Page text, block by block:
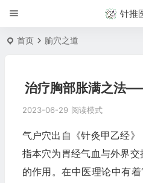
针推
首页 腧穴之道
治疗胸部胀满之法
2023-06-29 阅读模式
气户穴出自《针灸甲乙经
指本穴为胃经气血与外界
的作用。在中医理论中有